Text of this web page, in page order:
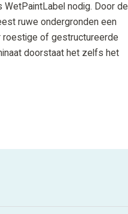
nodig. Door de
ruwe ondergronden een
roestige of gestructureerde
doorstaat het zelfs het